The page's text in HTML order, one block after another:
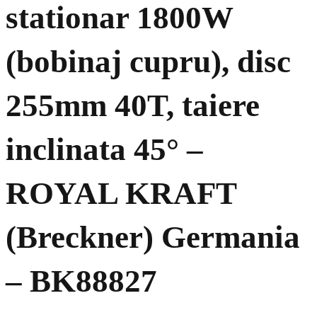
stationar 1800W
(bobinaj cupru), disc
255mm 40T, taiere
inclinata 45° –
ROYAL KRAFT
(Breckner) Germania
– BK88827